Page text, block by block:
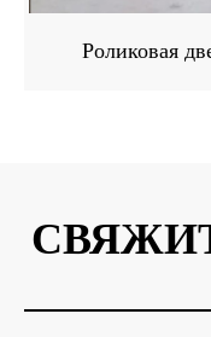
Роликовая